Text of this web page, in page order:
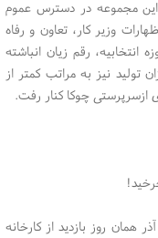
این مجموعه در دسترس عموم
وزیر کار، تعاون و رفاه
انتخابیه، رقم زیان انباشته
ریال و میزان تولید نیز به مراتب کمتر از
احمد میدری، وزیر کار، تعاون و رفاه اجتماعی ۲۷ آذر همان روز بازدید از کارخانه